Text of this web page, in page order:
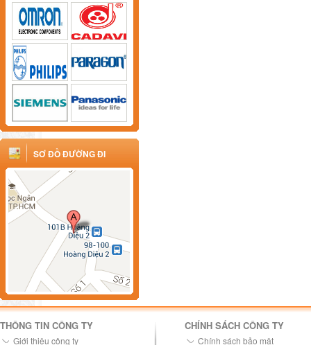
SƠ ĐỒ ĐƯỜNG ĐI
THÔNG TIN CÔNG TY
Giới thiệu công ty
CHÍNH SÁCH CÔNG TY
Chính sách bảo mật